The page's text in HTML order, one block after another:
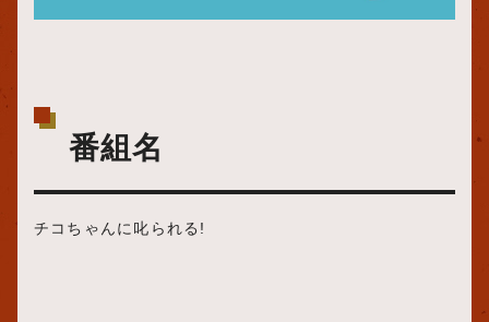
番組名
チコちゃんに叱られる!